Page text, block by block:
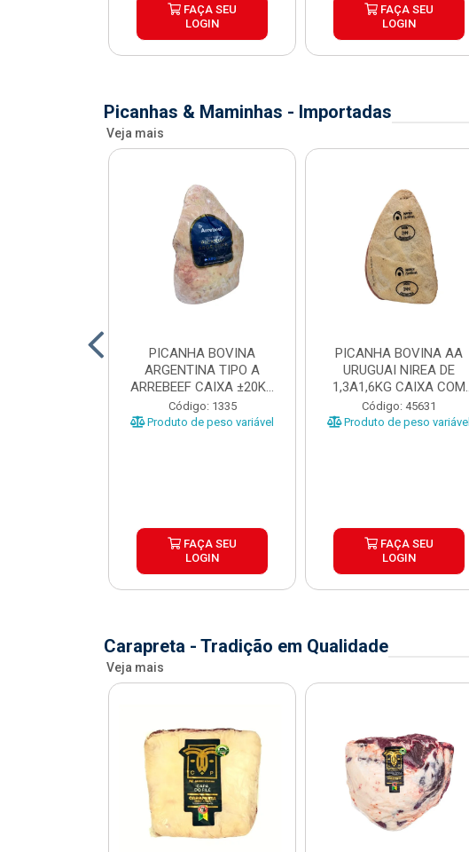
FAÇA SEU
LOGIN
FAÇA SEU
LOGIN
Picanhas & Maminhas - Importadas
Veja mais
PICANHA BOVINA
ARGENTINA TIPO A
ARREBEEF CAIXA ±20KG
PEÇAS 1...
Código: 1335
Produto de peso variável
FAÇA SEU
LOGIN
PICANHA BOVINA AA
URUGUAI NIREA DE
1,3A1,6KG CAIXA COM
±15KG
Código: 45631
Produto de peso variável
FAÇA SEU
LOGIN
Carapreta - Tradição em Qualidade
Veja mais